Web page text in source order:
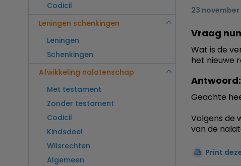
Codicil
Leningen schenkingen
Leningen
Schenkingen
Afwikkeling nalatenschap
Met testament
Zonder testament
Codicil
Kindsdeel
Wilsrechten
Algemeen
23
Vraag
Wat is de
het nieuwe
Antwoord:
Geachte
Volgens de
van de
Print